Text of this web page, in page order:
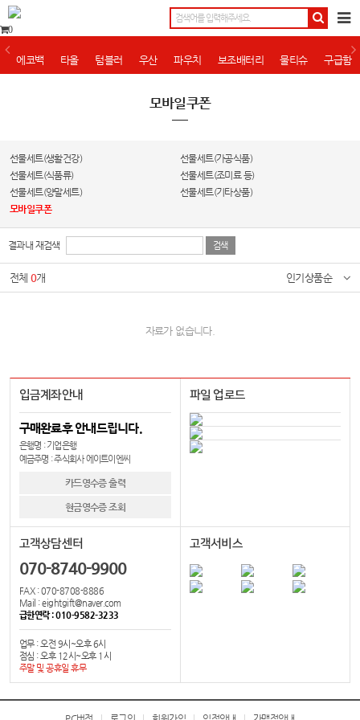
0
에코백 타올 텀블러 우산 파우치 보조배터리 물티슈 구급함
모바일쿠폰
선물세트(생활건강)
선물세트(가공식품)
선물세트(식품류)
선물세트(조미료 등)
선물세트(양말세트)
선물세트(기타상품)
모바일쿠폰
결과내 재검색
전체0개 인기상품순
자료가 없습니다.
입금계좌안내
구매완료후 안내드립니다.
은행명 : 기업은행
예금주명 : 주식회사 에이트이엔씨
카드영수증 출력
현금영수증 조회
파일 업로드
고객상담센터
070-8740-9900
FAX : 070-8708-8886
Mail : eightgift@naver.com
급한연락 : 010-9582-3233
업무 : 오전 9시~오후 6시
점심 : 오후 12시~오후 1시
주말 및 공휴일 휴무
고객서비스